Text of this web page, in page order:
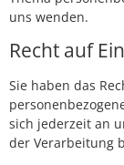
uns wenden.
Recht auf
Sie haben das
sich jederzeit an
der Verarbeitung